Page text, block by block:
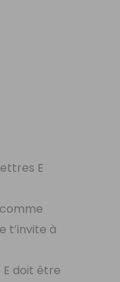
E
t’invite à
doit être